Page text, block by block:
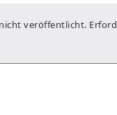
veröffentlicht.